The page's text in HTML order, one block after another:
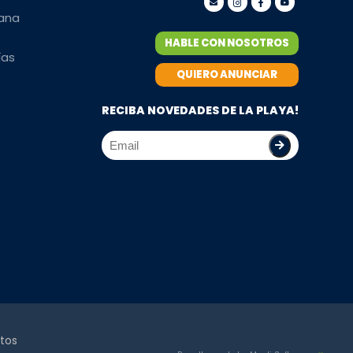
HABLE CON NOSOTROS
QUIERO ANUNCIAR
RECIBA NOVEDADES DE LA PLAYA!